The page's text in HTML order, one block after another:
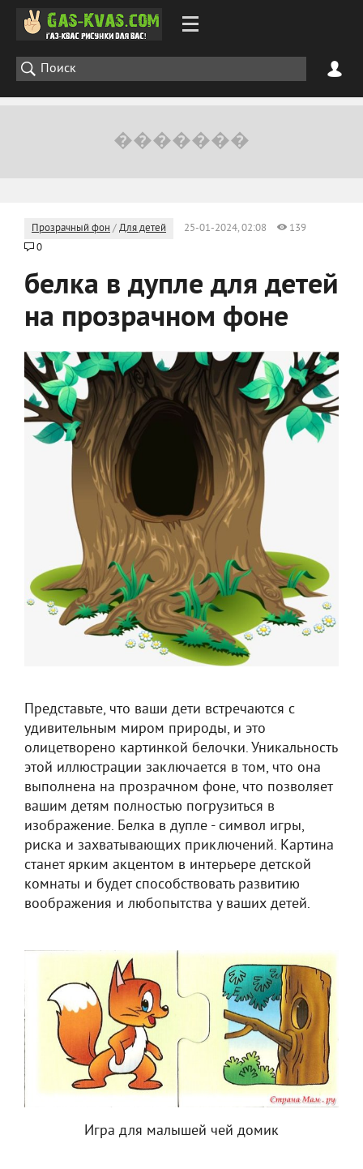
Прозрачный фон /Для детей 25-01-2024, 02:08
139
0
белка в дупле для детей
на прозрачном фоне
Представьте, что ваши дети встречаются с
удивительным миром природы, и это
олицетворено картинкой белочки. Уникальность
этой иллюстрации заключается в том, что она
выполнена на прозрачном фоне, что позволяет
вашим детям полностью погрузиться в
изображение. Белка в дупле - символ игры,
риска и захватывающих приключений. Картина
станет ярким акцентом в интерьере детской
комнаты и будет способствовать развитию
воображения и любопытства у ваших детей.
Игра для малышей чей домик